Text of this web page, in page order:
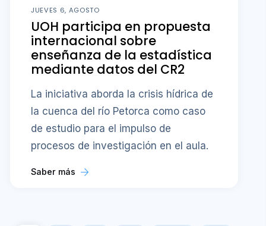
JUEVES 6, AGOSTO
UOH participa en propuesta
internacional sobre
enseñanza de la estadística
mediante datos del CR2
La iniciativa aborda la crisis hídrica de
la cuenca del río Petorca como caso
de estudio para el impulso de
procesos de investigación en el aula.
Saber más